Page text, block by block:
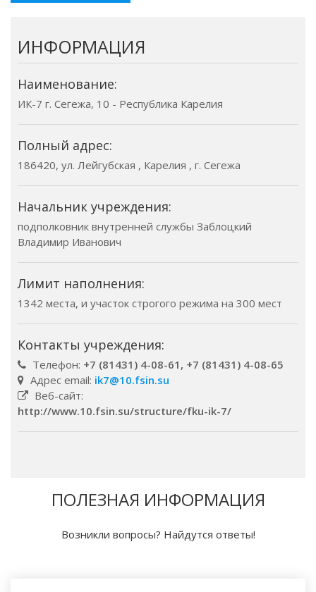
ИНФОРМАЦИЯ
Наименование:
ИК-7 г. Сегежа, 10 - Республика Карелия
Полный адрес:
186420, ул. Лейгубская , Карелия , г. Сегежа
Начальник учреждения:
подполковник внутренней службы Заблоцкий
Владимир Иванович
Лимит наполнения:
1342 места, и участок строгого режима на 300 мест
Контакты учреждения:
Телефон: +7 (81431) 4-08-61, +7 (81431) 4-08-65
Адрес email: ik7@10.fsin.su
Веб-сайт:
http://www.10.fsin.su/structure/fku-ik-7/
ПОЛЕЗНАЯ ИНФОРМАЦИЯ
Возникли вопросы? Найдутся ответы!